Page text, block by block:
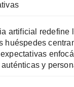
artificial redefine
huéspedes
y